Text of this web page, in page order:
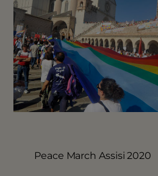
Peace March Assisi 2020